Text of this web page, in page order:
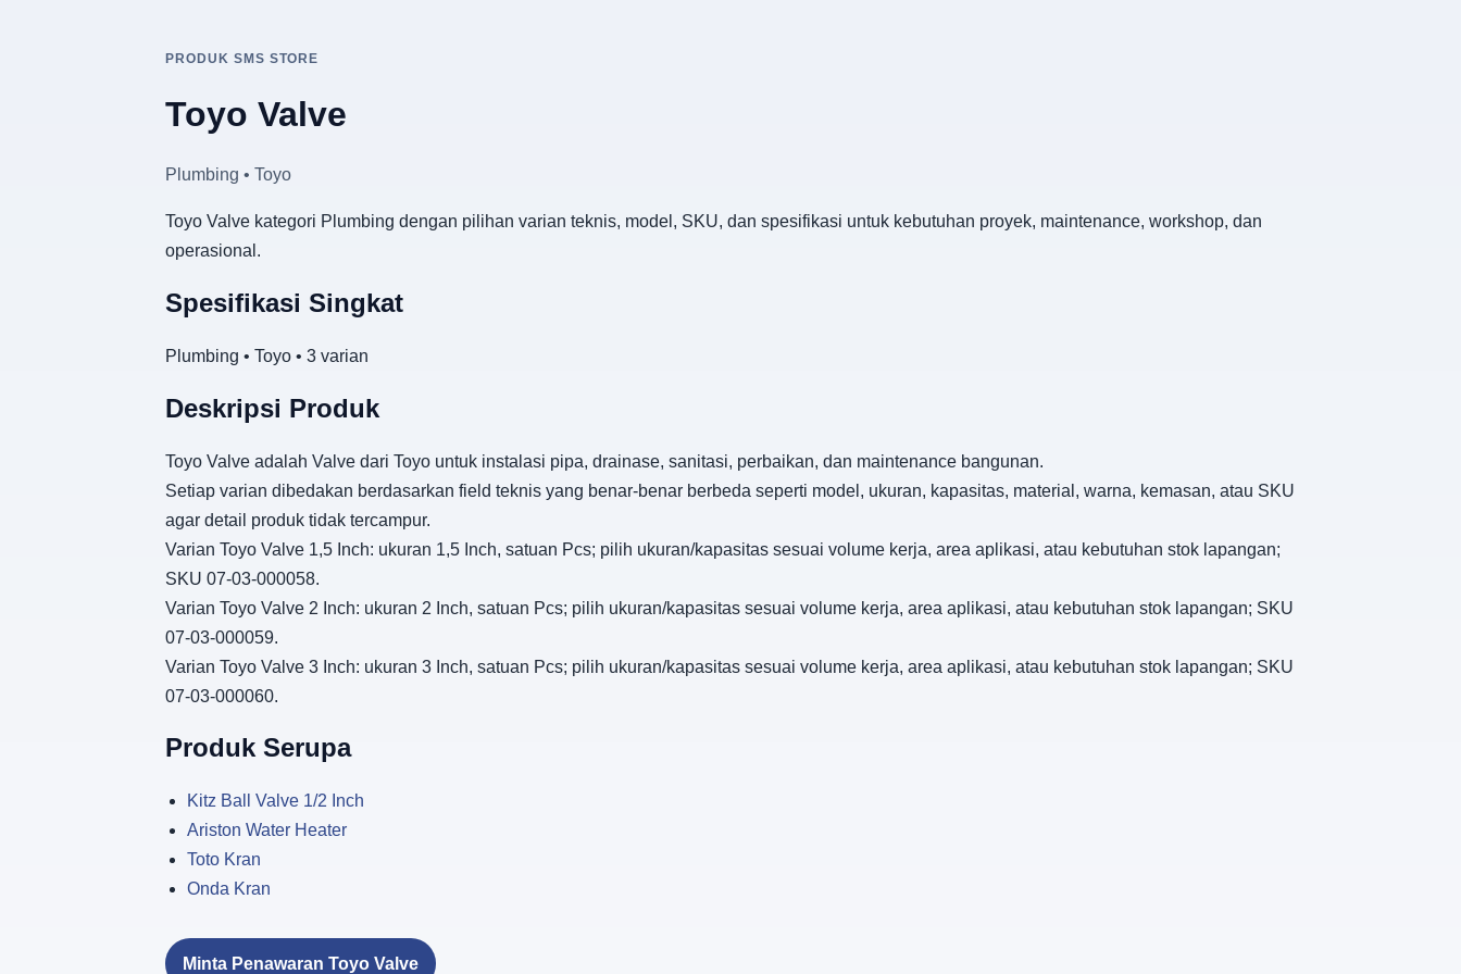
PRODUK SMS STORE
Toyo Valve
Plumbing • Toyo
Toyo Valve kategori Plumbing dengan pilihan varian teknis, model, SKU, dan spesifikasi untuk kebutuhan proyek, maintenance, workshop, dan
operasional.
Spesifikasi Singkat
Plumbing • Toyo • 3 varian
Deskripsi Produk
Toyo Valve adalah Valve dari Toyo untuk instalasi pipa, drainase, sanitasi, perbaikan, dan maintenance bangunan.
Setiap varian dibedakan berdasarkan field teknis yang benar-benar berbeda seperti model, ukuran, kapasitas, material, warna, kemasan, atau SKU
agar detail produk tidak tercampur.
Varian Toyo Valve 1,5 Inch: ukuran 1,5 Inch, satuan Pcs; pilih ukuran/kapasitas sesuai volume kerja, area aplikasi, atau kebutuhan stok lapangan;
SKU 07-03-000058.
Varian Toyo Valve 2 Inch: ukuran 2 Inch, satuan Pcs; pilih ukuran/kapasitas sesuai volume kerja, area aplikasi, atau kebutuhan stok lapangan; SKU
07-03-000059.
Varian Toyo Valve 3 Inch: ukuran 3 Inch, satuan Pcs; pilih ukuran/kapasitas sesuai volume kerja, area aplikasi, atau kebutuhan stok lapangan; SKU
07-03-000060.
Produk Serupa
Kitz Ball Valve 1/2 Inch
Ariston Water Heater
Toto Kran
Onda Kran
Minta Penawaran Toyo Valve